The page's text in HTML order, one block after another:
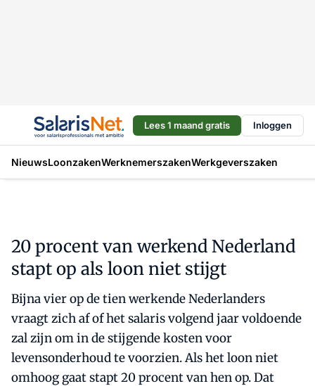
Lees 1 maand gratis Inloggen
NieuwsLoonzakenWerknemerszakenWerkgeverszaken
20 procent van werkend Nederland
stapt op als loon niet stijgt
Bijna vier op de tien werkende Nederlanders
vraagt zich af of het salaris volgend jaar voldoende
zal zijn om in de stijgende kosten voor
levensonderhoud te voorzien. Als het loon niet
omhoog gaat stapt 20 procent van hen op. Dat